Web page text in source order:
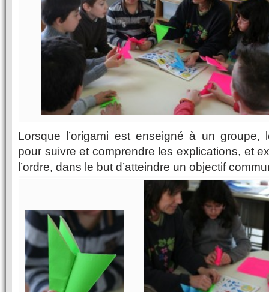
Lorsque l’origami est enseigné à un groupe,
pour suivre et comprendre les explications, et
l’ordre, dans le but d’atteindre un objectif